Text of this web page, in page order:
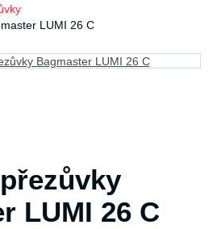
LUMI 26 C
LUMI 26 C